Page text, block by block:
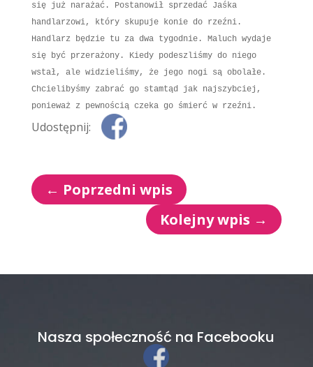
się już narażać. Postanowił sprzedać Jaśka
handlarzowi, który skupuje konie do rzeźni.
Handlarz będzie tu za dwa tygodnie. Maluch wydaje
się być przerażony. Kiedy podeszliśmy do niego
wstał, ale widzieliśmy, że jego nogi są obolałe.
Chcielibyśmy zabrać go stamtąd jak najszybciej,
ponieważ z pewnością czeka go śmierć w rzeźni.
Udostępnij:
← Poprzedni wpis
Kolejny wpis →
Nasza społeczność na Facebooku